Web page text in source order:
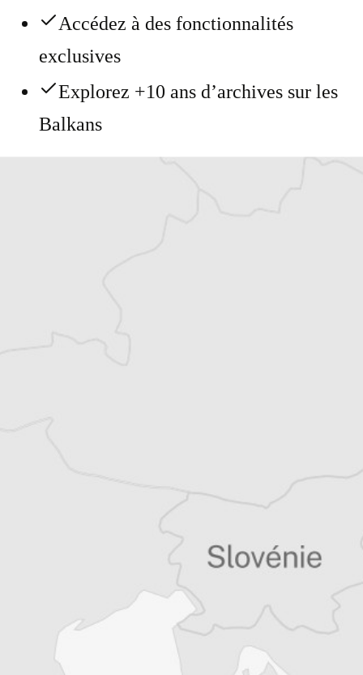
Accédez à des fonctionnalités
exclusives
Explorez +10 ans d’archives sur les
Balkans